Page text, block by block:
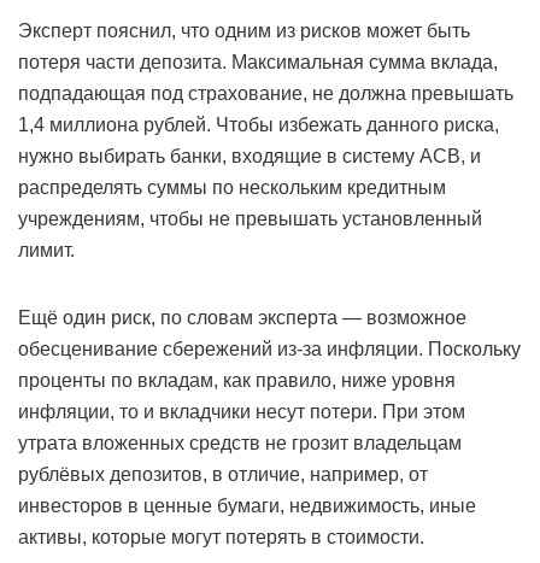
Эксперт пояснил, что одним из рисков может быть
потеря части депозита. Максимальная сумма вклада,
подпадающая под страхование, не должна превышать
1,4 миллиона рублей. Чтобы избежать данного риска,
нужно выбирать банки, входящие в систему АСВ, и
распределять суммы по нескольким кредитным
учреждениям, чтобы не превышать установленный
лимит.
Ещё один риск, по словам эксперта — возможное
обесценивание сбережений из-за инфляции. Поскольку
проценты по вкладам, как правило, ниже уровня
инфляции, то и вкладчики несут потери. При этом
утрата вложенных средств не грозит владельцам
рублёвых депозитов, в отличие, например, от
инвесторов в ценные бумаги, недвижимость, иные
активы, которые могут потерять в стоимости.